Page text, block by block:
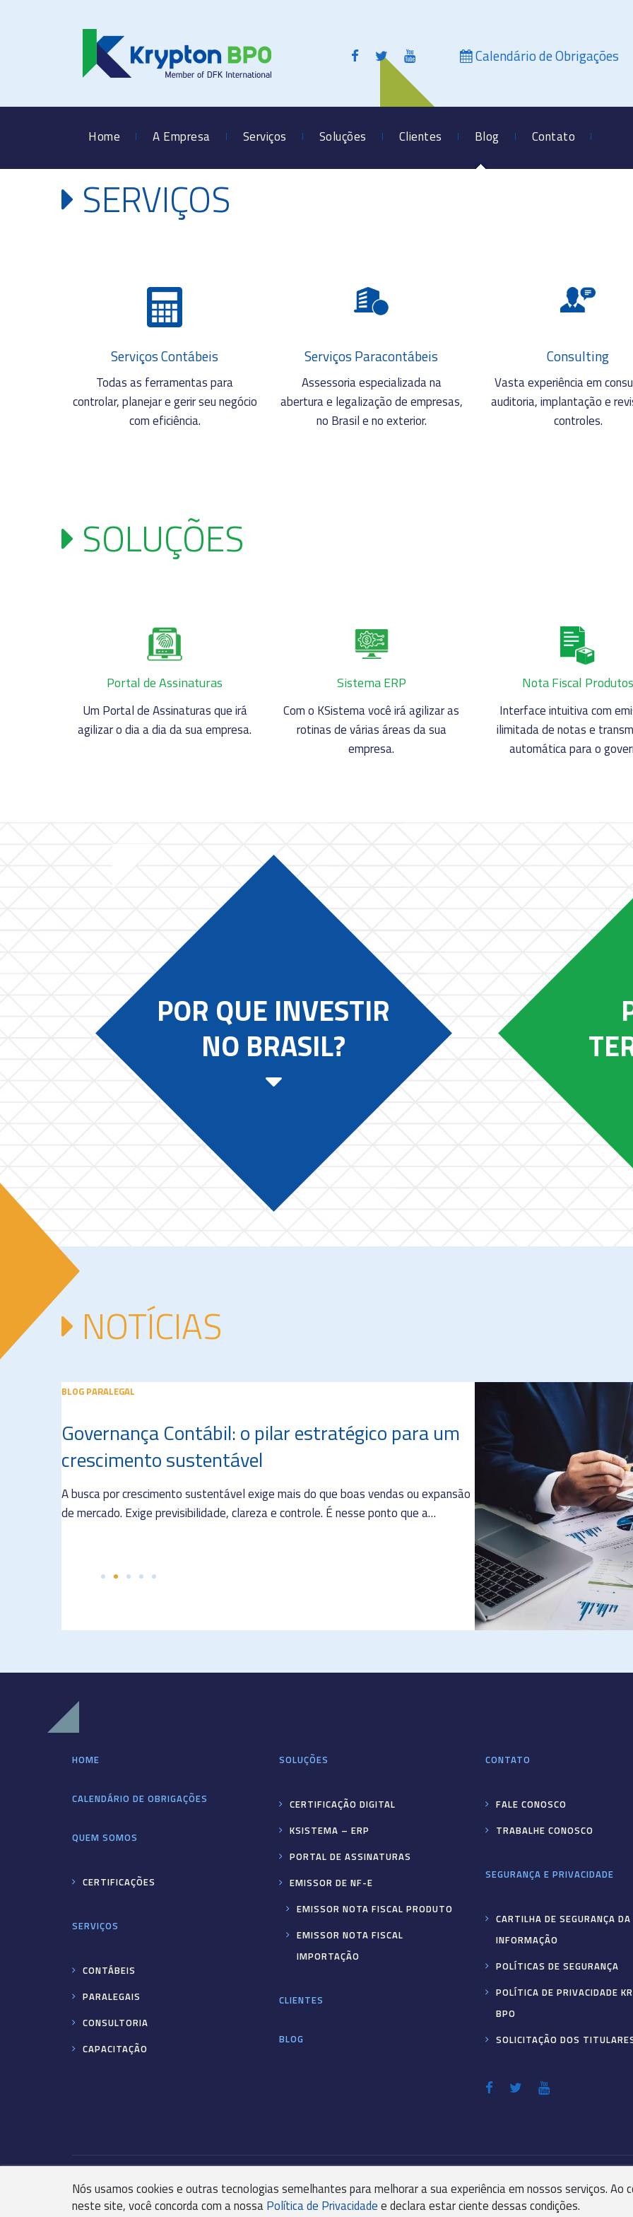
Calendário de Obrigações
Home A Empresa Serviços Soluções Clientes Blog Contato
SERVIÇOS
Serviços Contábeis
Todas as ferramentas para
controlar, planejar e gerir seu negócio
com eficiência.
Serviços Paracontábeis
Assessoria especializada na
abertura e legalização de empresas,
no Brasil e no exterior.
Consulting
Vasta experiência em
auditoria, implantação e
controles.
SOLUÇÕES
Portal de Assinaturas
Um Portal de Assinaturas que irá
agilizar o dia a dia da sua empresa.
Sistema ERP
Com o KSistema você irá agilizar as
rotinas de várias áreas da sua
empresa.
Nota Fiscal Produtos
Interface intuitiva com
ilimitada de notas e
automática para o
POR QUE INVESTIR
NO BRASIL?
NOTÍCIAS
BLOG PARALEGAL
Governança Contábil: o pilar estratégico para um
crescimento sustentável
A busca por crescimento sustentável exige mais do que boas vendas ou expansão
de mercado. Exige previsibilidade, clareza e controle. É nesse ponto que a…
Nós usamos cookies e outras tecnologias semelhantes para melhorar a sua experiência em nossos serviços. Ao
neste site, você concorda com a nossa Política de Privacidade e declara estar ciente dessas condições.
HOME
CALENDÁRIO DE OBRIGAÇÕES
QUEM SOMOS
CERTIFICAÇÕES
SERVIÇOS
CONTÁBEIS
PARALEGAIS
CONSULTORIA
CAPACITAÇÃO
SOLUÇÕES
CERTIFICAÇÃO DIGITAL
KSISTEMA – ERP
PORTAL DE ASSINATURAS
EMISSOR DE NF-E
EMISSOR NOTA FISCAL PRODUTO
EMISSOR NOTA FISCAL
IMPORTAÇÃO
CLIENTES
BLOG
CONTATO
FALE CONOSCO
TRABALHE CONOSCO
SEGURANÇA E PRIVACIDADE
CARTILHA DE SEGURANÇA DA
INFORMAÇÃO
POLÍTICAS DE SEGURANÇA
POLÍTICA DE PRIVACIDADE
BPO
SOLICITAÇÃO DOS
+55 31 3244-4800 COMUNICACAO@KRYPTONBPO.COM.BR RUA VISCONDE DE TAUNAY,